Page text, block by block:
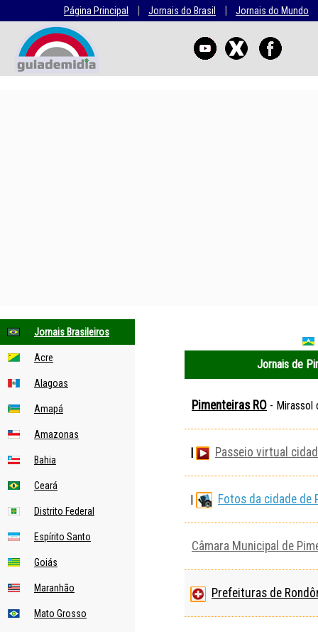
Página Principal | Jornais do Brasil | Jornais do Mundo
Jornais Brasileiros
Acre
Alagoas
Amapá
Amazonas
Bahia
Ceará
Distrito Federal
Espírito Santo
Goiás
Maranhão
Mato Grosso
Jornais de
Pimenteiras RO - Mirassol
| Passeio virtual
| Fotos da cidade de
Câmara Municipal de
Prefeituras de